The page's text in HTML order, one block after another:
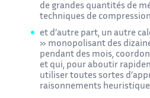
de grandes quantités de
techniques de
et d’autre part, un autre
» monopolisant des
pendant des mois,
et qui, pour aboutir
utiliser toutes sortes
raisonnements